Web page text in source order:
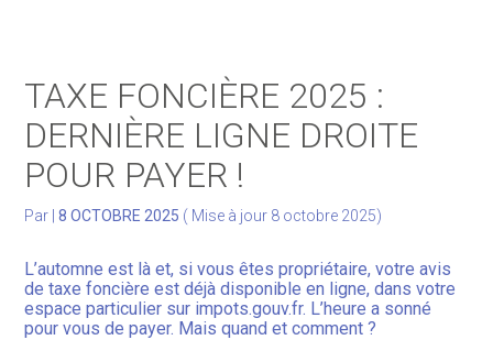
Développer votre activité
Gérer votre patrimoine
Facturation Électronique
TAXE FONCIÈRE 2025 :
DERNIÈRE LIGNE DROITE
POUR PAYER !
Par |8 OCTOBRE 2025 ( Mise à jour 8 octobre 2025)
L’automne est là et, si vous êtes propriétaire, votre avis
de taxe foncière est déjà disponible en ligne, dans votre
espace particulier sur impots.gouv.fr. L’heure a sonné
pour vous de payer. Mais quand et comment ?